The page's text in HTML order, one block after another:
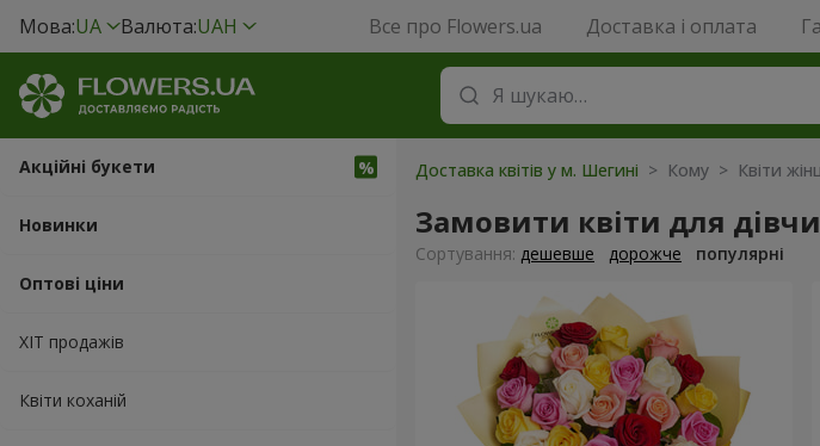
Мова:UA Валюта:UAH Все про Flowers.ua Доставка і оплата
Акційні букети
Новинки
Оптові ціни
ХІТ продажів
Квіти коханій
Доставка квітів у м. Шегині > Кому > Квіти
Замовити квіти для
Сортування: дешевше дорожче популярні